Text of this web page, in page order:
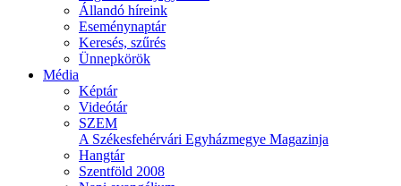
Állandó híreink
Eseménynaptár
Keresés, szűrés
Ünnepkörök
Média
Képtár
Videótár
SZEM
A Székesfehérvári Egyházmegye Magazinja
Hangtár
Szentföld 2008